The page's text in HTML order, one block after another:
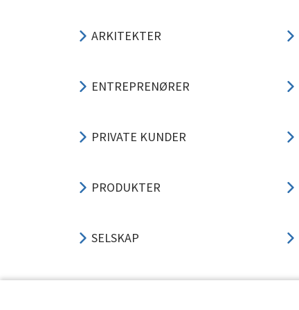
ARKITEKTER
ENTREPRENØRER
PRIVATE KUNDER
PRODUKTER
SELSKAP